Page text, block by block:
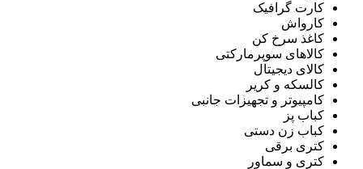
کارت گرافیک
کارواش
کاغذ سرخ کن
کالاهای سوپرمارکتی
کالای دیجیتال
کالسکه و کریر
کامپیوتر و تجهیزات جانبی
کباب پز
کباب زن دستی
کتری برقی
کتری و سماور